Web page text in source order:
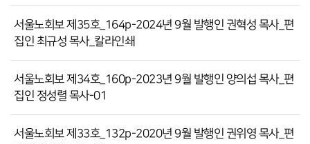
서울노회보 제35호_164p-2024년 9월 발행인 권혁성 목사_편
집인 최규성 목사_칼라인쇄
서울노회보 제34호_160p-2023년 9월 발행인 양의섭 목사_편
집인 정성렬 목사-01
서울노회보 제33호_132p-2020년 9월 발행인 권위영 목사_편